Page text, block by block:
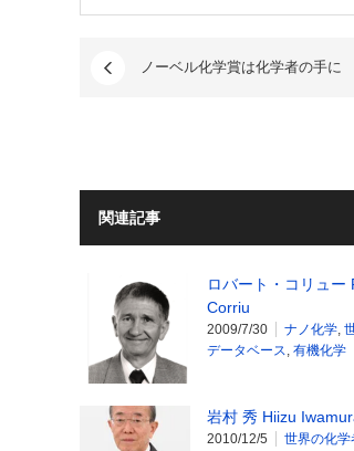
ノーベル化学賞は化学者の手に
関連記事
ロバート・コリュー
Corriu
2009/7/30 ナノ化学,
データベース, 有機化学
岩村 秀 Hiizu
2010/12/5
世界の化学